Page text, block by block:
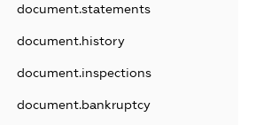
document.statements
document.history
document.inspections
document.bankruptcy